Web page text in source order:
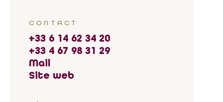
CONTACT
+33 6 14 62 34 20
+33 4 67 98 31 29
Mail
Site web